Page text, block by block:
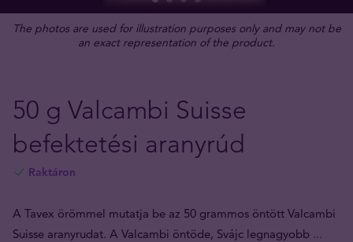
The photos are used for illustration purposes only and may not be
an exact representation of the product.
50 g Valcambi Suisse
befektetési aranyrúd
Raktáron
A Tavex örömmel mutatja be az 50 grammos öntött Valcambi
Suisse aranyrudat. A Valcambi öntöde, Svájc legnagyobb ...